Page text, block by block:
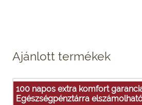
Ajánlott termékek
100 napos extra komfort
Egészségpénztárra